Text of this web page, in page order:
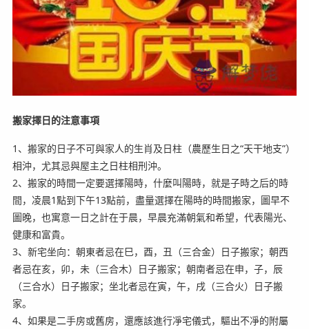
搬家擇日的注意事項
1、搬家的日子不可與家人的生肖及日柱（農歷生日之“天干地支”）
相沖，尤其忌與屋主之日柱相刑沖。
2、搬家的時間一定要選擇陽時，什麼叫陽時，就是子時之后的時
間，凌晨1點到下午13點前，盡量選擇在陽時的時間搬家，圖早不
圖晚，也寓意一日之計在于晨，早晨充滿朝氣和希望，代表陽光、
健康和富貴。
3、新宅坐向：朝東者忌在巳，酉，丑（三合金）日子搬家；朝西
者忌在亥，卯，未（三合木）日子搬家；朝南者忌在申，子，辰
（三合水）日子搬家；坐北者忌在寅，午，戌（三合火）日子搬
家。
4、如果是二手房或舊房，還應該進行凈宅儀式，驅出不凈的附屬